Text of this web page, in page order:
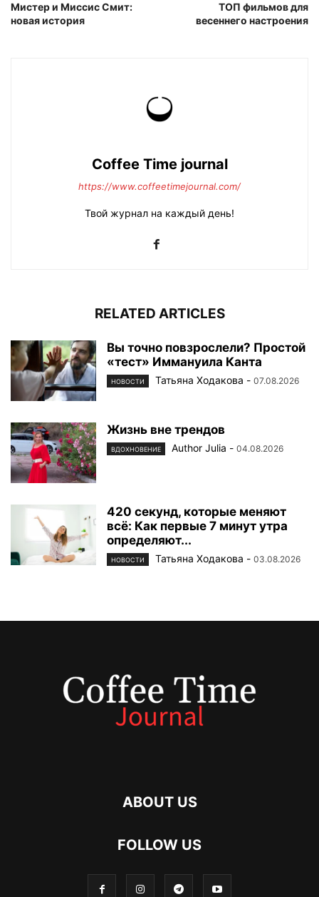
Мистер и Миссис Смит:
новая история
ТОП фильмов для
весеннего настроения
Coffee Time journal
https://www.coffeetimejournal.com/
Твой журнал на каждый день!
RELATED ARTICLES
Вы точно повзрослели? Простой
«тест» Иммануила Канта
НОВОСТИ Татьяна Ходакова - 07.08.2026
Жизнь вне трендов
ВДОХНОВЕНИЕ Author Julia - 04.08.2026
420 секунд, которые меняют
всё: Как первые 7 минут утра
определяют...
НОВОСТИ Татьяна Ходакова - 03.08.2026
ABOUT US
FOLLOW US